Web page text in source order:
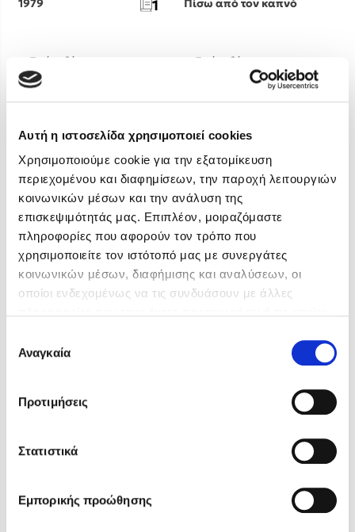
Αυτή η ιστοσελίδα χρησιμοποιεί cookies
Χρησιμοποιούμε cookie για την εξατομίκευση
περιεχομένου και διαφημίσεων, την παροχή λειτουργιών
κοινωνικών μέσων και την ανάλυση της
επισκεψιμότητάς μας. Επιπλέον, μοιραζόμαστε
πληροφορίες που αφορούν τον τρόπο που
χρησιμοποιείτε τον ιστότοπό μας με συνεργάτες
κοινωνικών μέσων, διαφήμισης και αναλύσεων, οι
οποίοι ενδεχομένως να τις συνδυάσουν με άλλες
των υπηρεσιών τους. Αν συνεχίσετε να χρησιμοποιείτε
την ιστοσελίδα μας, συναινείτε στη χρήση των cookies
συγκατάθεσης
Αναγκαία
Προτιμήσεις
Στατιστικά
Εμπορικής προώθησης
1979 1
Τιμή εκδότη
Τιμή dioptra.gr
Πίσω από τον καπνό
Τιμή εκδότη
Τιμή dioptra.gr 14.94€
θανάτου